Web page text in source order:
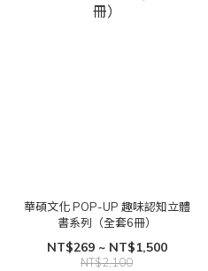
華碩文化 POP-UP 趣味認知立體
書系列（全套6冊）
NT$269 ~ NT$1,500
NT$2,100